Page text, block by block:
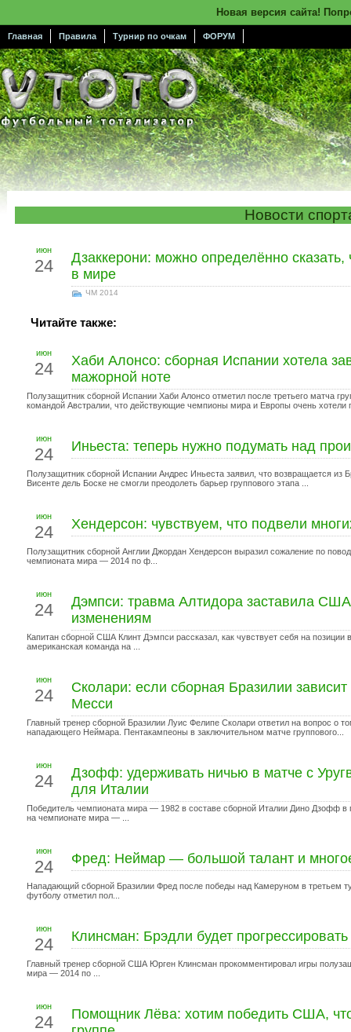
Новая версия сайта!
Главная Правила Турнир по очкам ФОРУМ
Новости
июн
24
Дзаккерони: можно определённо
в мире
ЧМ 2014
Читайте также:
июн
24
Хаби Алонсо: сборная Испании хотела
мажорной ноте
Полузащитник сборной Испании Хаби Алонсо отметил после третьего матча
командой Австралии, что действующие чемпионы мира и Европы очень хотели
июн
24 Иньеста: теперь нужно подумать над
Полузащитник сборной Испании Андрес Иньеста заявил, что возвращается
Висенте дель Боске не смогли преодолеть барьер группового этапа ...
июн
24 Хендерсон: чувствуем, что подвели
Полузащитник сборной Англии Джордан Хендерсон выразил сожаление по
чемпионата мира — 2014 по ф...
июн
24
Дэмпси: травма Алтидора заставила США
изменениям
Капитан сборной США Клинт Дэмпси рассказал, как чувствует себя на
американская команда на ...
июн
24
Сколари: если сборная Бразилии
Месси
Главный тренер сборной Бразилии Луис Фелипе Сколари ответил на вопрос о
нападающего Неймара. Пентакампеоны в заключительном матче группового...
июн
24
Дзофф: удерживать ничью в матче с
для Италии
Победитель чемпионата мира — 1982 в составе сборной Италии Дино Дзофф
на чемпионате мира — ...
июн
24 Фред: Неймар — большой талант и
Нападающий сборной Бразилии Фред после победы над Камеруном в третьем
футболу отметил пол...
июн
24 Клинсман: Брэдли будет
Главный тренер сборной США Юрген Клинсман прокомментировал игры
мира — 2014 по ...
июн
24
Помощник Лёва: хотим победить США,